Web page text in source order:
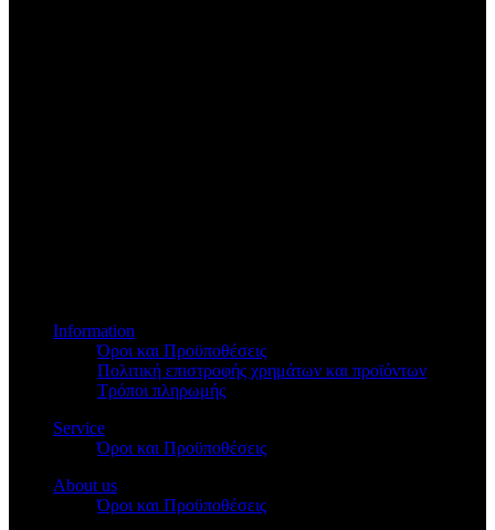
Information
Όροι και Προϋποθέσεις
Πολιτική επιστροφής χρημάτων και προϊόντων
Τρόποι πληρωμής
Service
Όροι και Προϋποθέσεις
About us
Όροι και Προϋποθέσεις